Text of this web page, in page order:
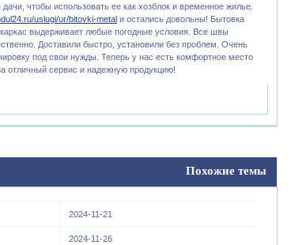
чтобы использовать ее как хозблок и временное жилье.
uslugi/ur/bitovki-metal и остались довольны! Бытовка
выдерживает любые погодные условия. Все швы
Доставили быстро, установили без проблем. Очень
под свои нужды. Теперь у нас есть комфортное место
отличный сервис и надежную продукцию!
Похожие темы
2024-11-21
2024-11-26